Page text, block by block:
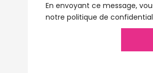
En envoyant ce message,
notrepolitique de